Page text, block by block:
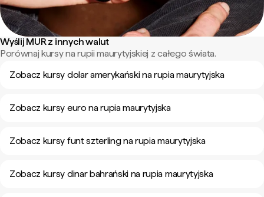
Wyślij MUR z innych walut
Porównaj kursy na rupii maurytyjskiej z całego świata.
Zobacz kursy dolar amerykański na rupia maurytyjska
Zobacz kursy euro na rupia maurytyjska
Zobacz kursy funt szterling na rupia maurytyjska
Zobacz kursy dinar bahrański na rupia maurytyjska